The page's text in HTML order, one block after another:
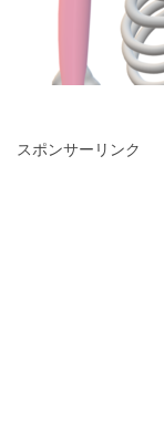
スポンサーリンク